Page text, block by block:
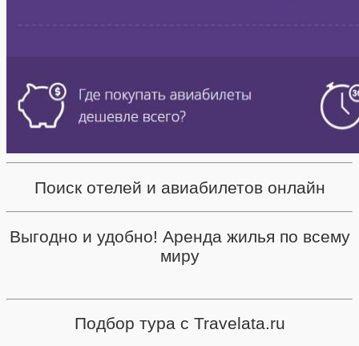
Поиск отелей и авиабилетов онлайн
Выгодно и удобно! Аренда жилья по всему
миру
Подбор тура с Travelata.ru